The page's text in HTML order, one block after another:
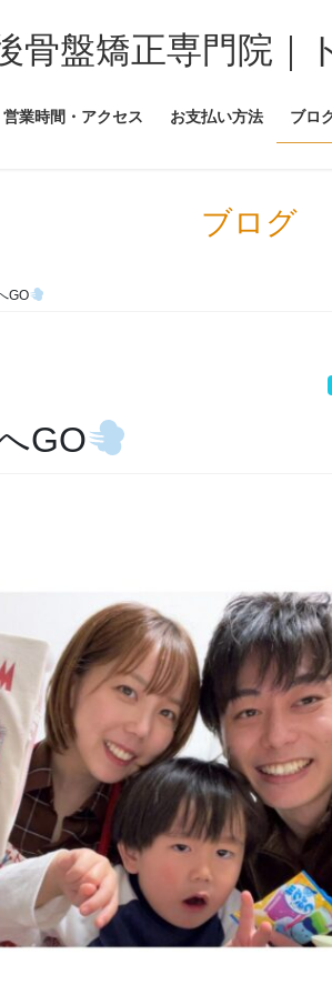
骨盤矯正専門院｜
営業時間・アクセス お支払い方法 ブロ
ブログ
GO
GO